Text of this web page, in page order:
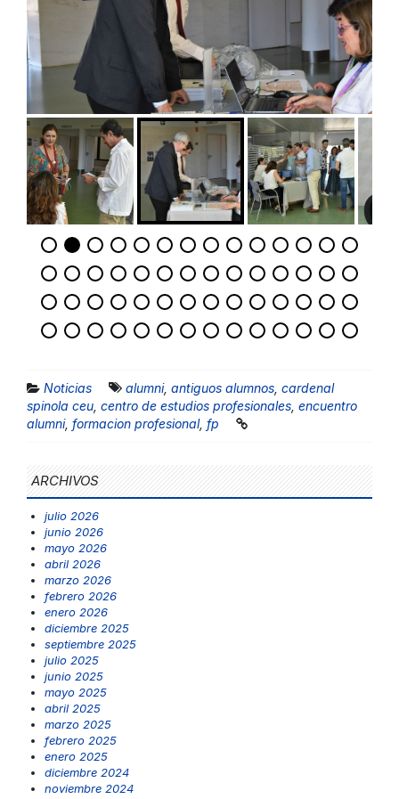
Noticias alumni, antiguos alumnos cardenal
spinola ceu centro de estudios profesionales encuentro
alumni, formacion profesional, fp
ARCHIVOS
julio 2026
junio 2026
mayo 2026
abril 2026
marzo 2026
febrero 2026
enero 2026
diciembre 2025
septiembre 2025
julio 2025
junio 2025
mayo 2025
abril 2025
marzo 2025
febrero 2025
enero 2025
diciembre 2024
noviembre 2024